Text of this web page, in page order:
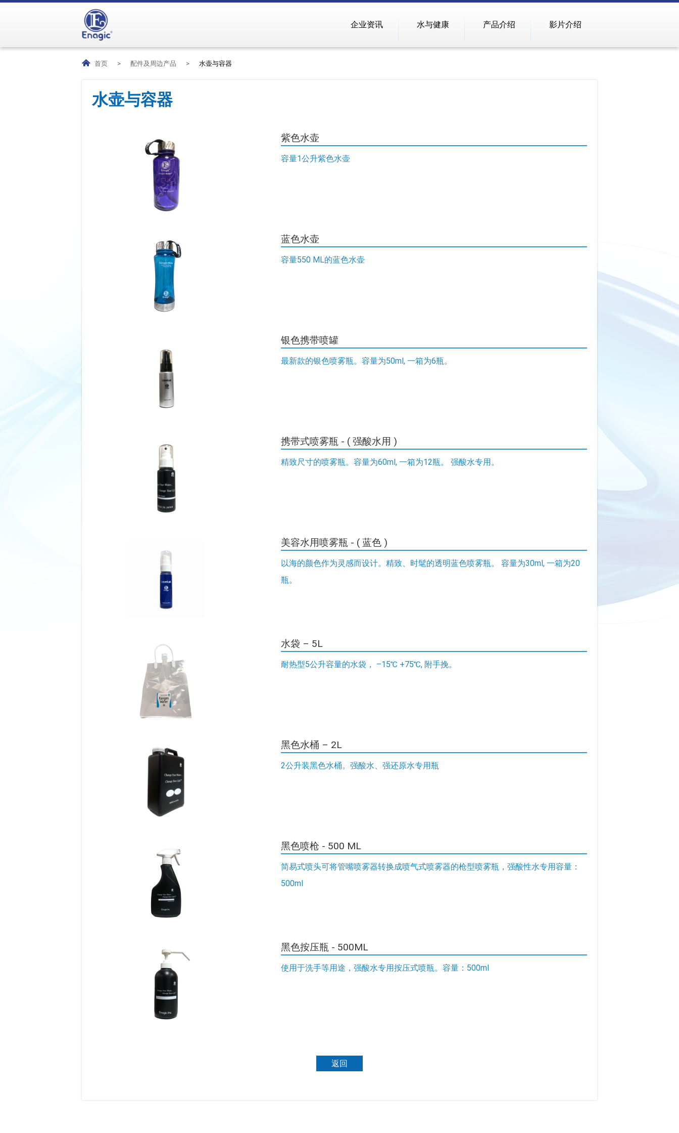
企业资讯 水与健康 产品介绍 影片介绍
首页 > 配件及周边产品 > 水壶与容器
水壶与容器
紫色水壶
容量1公升紫色水壶
蓝色水壶
容量550 ML的蓝色水壶
银色携带喷罐
最新款的银色喷雾瓶。容量为50ml, 一箱为6瓶。
携带式喷雾瓶 - ( 强酸水用 )
精致尺寸的喷雾瓶。容量为60ml, 一箱为12瓶。 强酸水专用。
美容水用喷雾瓶 - ( 蓝色 )
以海的颜色作为灵感而设计。精致、时髦的透明蓝色喷雾瓶。 容量为30ml, 一箱为20
瓶。
水袋 – 5L
耐热型5公升容量的水袋， –15℃ +75℃, 附手挽。
黑色水桶 – 2L
2公升装黑色水桶。强酸水、强还原水专用瓶
黑色喷枪 - 500 ML
简易式喷头可将管嘴喷雾器转换成喷气式喷雾器的枪型喷雾瓶，强酸性水专用容量：
500ml
黑色按压瓶 - 500ML
使用于洗手等用途，强酸水专用按压式喷瓶。容量：500ml
返回